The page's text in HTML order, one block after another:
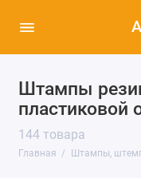
Штампы
пластиковой
144 товара
Главная Штампы,
Силиконовые
скрапбукинга
Штампы
(31)